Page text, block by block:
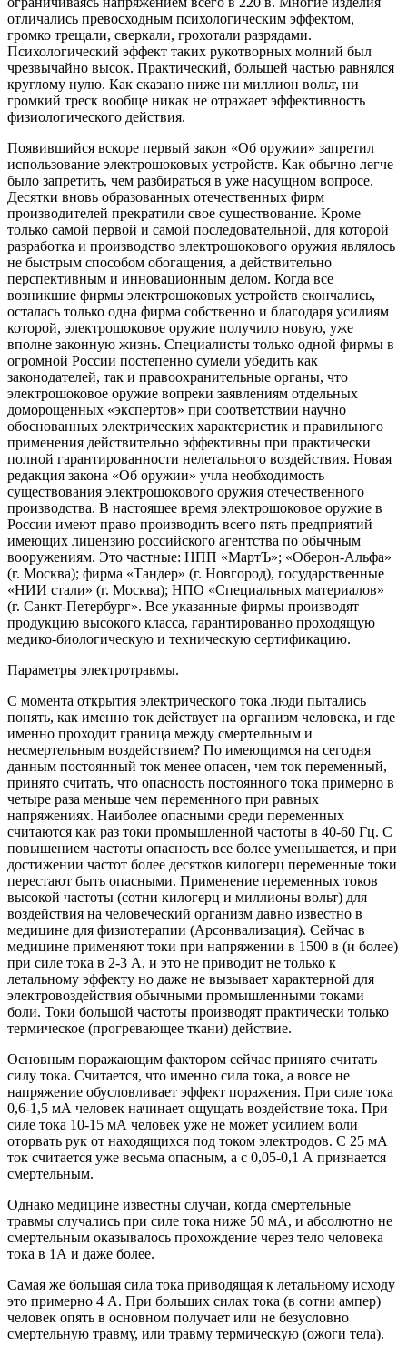
отличались превосходным психологическим эффектом,
громко трещали, сверкали, грохотали разрядами.
Психологический эффект таких рукотворных молний был
чрезвычайно высок. Практический, большей частью равнялся
круглому нулю. Как сказано ниже ни миллион вольт, ни
громкий треск вообще никак не отражает эффективность
физиологического действия.
Появившийся вскоре первый закон «Об оружии» запретил
использование электрошоковых устройств. Как обычно легче
было запретить, чем разбираться в уже насущном вопросе.
Десятки вновь образованных отечественных фирм
производителей прекратили свое существование. Кроме
только самой первой и самой последовательной, для которой
разработка и производство электрошокового оружия являлось
не быстрым способом обогащения, а действительно
перспективным и инновационным делом. Когда все
возникшие фирмы электрошоковых устройств скончались,
осталась только одна фирма собственно и благодаря усилиям
которой, электрошоковое оружие получило новую, уже
вполне законную жизнь. Специалисты только одной фирмы в
огромной России постепенно сумели убедить как
законодателей, так и правоохранительные органы, что
электрошоковое оружие вопреки заявлениям отдельных
доморощенных «экспертов» при соответствии научно
обоснованных электрических характеристик и правильного
применения действительно эффективны при практически
полной гарантированности нелетального воздействия. Новая
редакция закона «Об оружии» учла необходимость
существования электрошокового оружия отечественного
производства. В настоящее время электрошоковое оружие в
России имеют право производить всего пять предприятий
имеющих лицензию российского агентства по обычным
вооружениям. Это частные: НПП «МартЪ»; «Оберон-Альфа»
(г. Москва); фирма «Тандер» (г. Новгород), государственные
«НИИ стали» (г. Москва); НПО «Специальных материалов»
(г. Санкт-Петербург». Все указанные фирмы производят
продукцию высокого класса, гарантированно проходящую
медико-биологическую и техническую сертификацию.
Параметры электротравмы.
С момента открытия электрического тока люди пытались
понять, как именно ток действует на организм человека, и где
именно проходит граница между смертельным и
несмертельным воздействием? По имеющимся на сегодня
данным постоянный ток менее опасен, чем ток переменный,
принято считать, что опасность постоянного тока примерно в
четыре раза меньше чем переменного при равных
напряжениях. Наиболее опасными среди переменных
считаются как раз токи промышленной частоты в 40-60 Гц. С
повышением частоты опасность все более уменьшается, и при
достижении частот более десятков килогерц переменные токи
перестают быть опасными. Применение переменных токов
высокой частоты (сотни килогерц и миллионы вольт) для
воздействия на человеческий организм давно известно в
медицине для физиотерапии (Арсонвализация). Сейчас в
медицине применяют токи при напряжении в 1500 в (и более)
при силе тока в 2-3 А, и это не приводит не только к
летальному эффекту но даже не вызывает характерной для
электровоздействия обычными промышленными токами
боли. Токи большой частоты производят практически только
термическое (прогревающее ткани) действие.
Основным поражающим фактором сейчас принято считать
силу тока. Считается, что именно сила тока, а вовсе не
напряжение обусловливает эффект поражения. При силе тока
0,6-1,5 мА человек начинает ощущать воздействие тока. При
силе тока 10-15 мА человек уже не может усилием воли
оторвать рук от находящихся под током электродов. С 25 мА
ток считается уже весьма опасным, а с 0,05-0,1 А признается
смертельным.
Однако медицине известны случаи, когда смертельные
травмы случались при силе тока ниже 50 мА, и абсолютно не
смертельным оказывалось прохождение через тело человека
тока в 1А и даже более.
Самая же большая сила тока приводящая к летальному исходу
это примерно 4 А. При больших силах тока (в сотни ампер)
человек опять в основном получает или не безусловно
смертельную травму, или травму термическую (ожоги тела).